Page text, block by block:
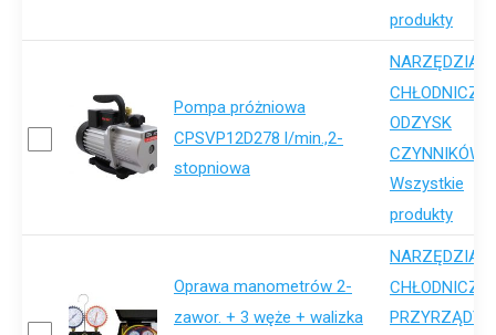
produkty
Pompa próżniowa
CPSVP12D278 l/min.,2-
stopniowa
NARZĘDZIA
CHŁODNICZE
ODZYSK
CZYNNIKÓW
Wszystkie
produkty
Oprawa manometrów 2-
zawor. + 3 węże + walizka
NARZĘDZIA
CHŁODNICZE
PRZYRZĄDY